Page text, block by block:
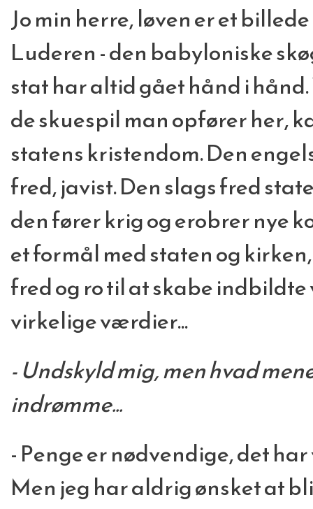
Jo min herre, løven er et
Luderen - den babyloniske
stat har altid gået hånd i
de skuespil man opfører her,
statens kristendom. Den
fred, javist. Den slags fred
den fører krig og erobrer nye
et formål med staten og
fred og ro til at skabe
virkelige værdier...
- Undskyld mig, men hvad
indrømme...
- Penge er nødvendige, det
Men jeg har aldrig ønsket at